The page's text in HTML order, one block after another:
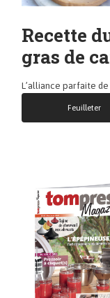
Recette
gras de
L’alliance parfaite
Feuilleter